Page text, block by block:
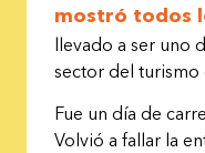
mostró todos
llevado a ser uno
sector del turismo
Fue un día de
Volvió a fallar la